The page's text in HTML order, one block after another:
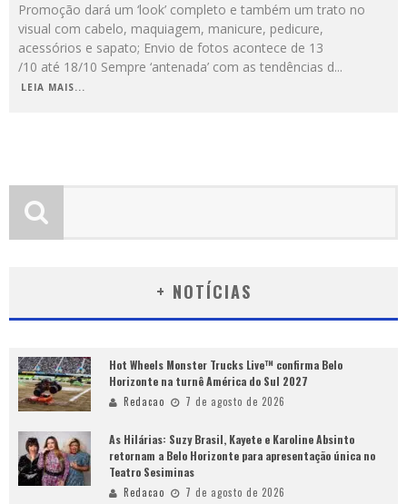
Promoção dará um ‘look’ completo e também um trato no
visual com cabelo, maquiagem, manicure, pedicure,
acessórios e sapato; Envio de fotos acontece de 13
/10 até 18/10 Sempre ‘antenada’ com as tendências d...
LEIA MAIS...
+ NOTÍCIAS
Hot Wheels Monster Trucks Live™ confirma Belo
Horizonte na turnê América do Sul 2027
Redacao 7 de agosto de 2026
As Hilárias: Suzy Brasil, Kayete e Karoline Absinto
retornam a Belo Horizonte para apresentação única no
Teatro Sesiminas
Redacao 7 de agosto de 2026